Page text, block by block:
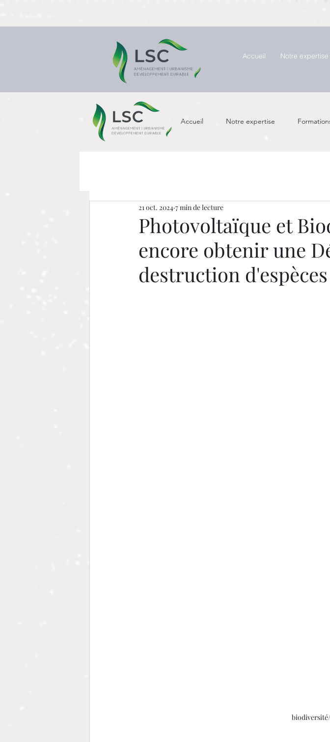
Accueil Notre expertise
Accueil Notre expertise
Photovoltaïque et
encore obtenir une
destruction
21 oct. 2024 7 min de lecture